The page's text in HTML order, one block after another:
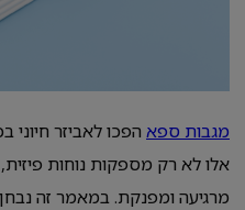
מגבות ספא הפכו לאביזר חיוני
אלו לא רק מספקות נוחות
מרגיעה ומפנקת. במאמר זה